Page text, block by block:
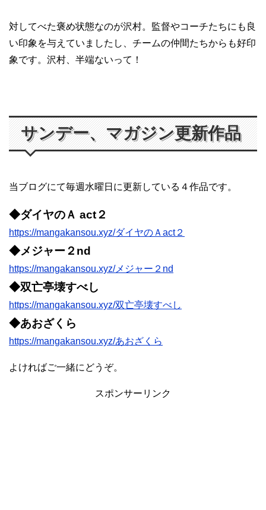
対してべた褒め状態なのが沢村。監督やコーチたちにも良
い印象を与えていましたし、チームの仲間たちからも好印
象です。沢村、半端ないって！
サンデー、マガジン更新作品
当ブログにて毎週水曜日に更新している４作品です。
◆ダイヤのＡ act２
https://mangakansou.xyz/ダイヤのＡact２
◆メジャー２nd
https://mangakansou.xyz/メジャー２nd
◆双亡亭壊すべし
https://mangakansou.xyz/双亡亭壊すべし
◆あおざくら
https://mangakansou.xyz/あおざくら
よければご一緒にどうぞ。
スポンサーリンク